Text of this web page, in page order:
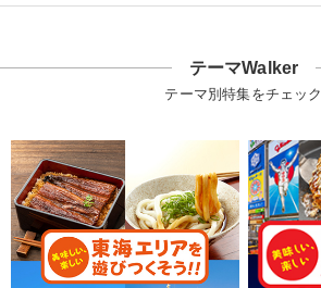
テーマWalker
テーマ別特集をチェック